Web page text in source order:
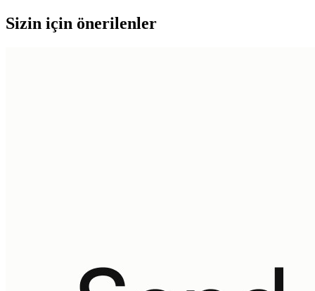
Sizin için önerilenler